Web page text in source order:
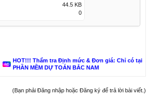
44.5 KB
0
HOT!!! Thẩm tra Định mức & Đơn giá: Chỉ có tại
PHẦN MỀM DỰ TOÁN BẮC NAM
(Bạn phải Đăng nhập hoặc Đăng ký để trả lời bài viết.)